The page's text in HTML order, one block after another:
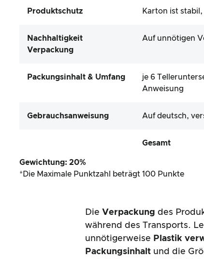
Produktschutz Karton ist
Nachhaltigkeit
Verpackung
Auf unnötigen
Packungsinhalt & Umfang
je 6
Anweisung
Gebrauchsanweisung Auf deutsch,
Gesamt
Gewichtung: 20%
*Die Maximale Punktzahl beträgt 100 Punkte
Die Verpackung des
während des Transports.
unnötigerweise Plastik
Packungsinhalt und die